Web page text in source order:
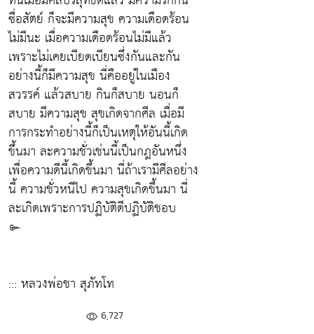
ซื่อสัตย์ ก็จะมีความสุข ความเดือดร้อน
ไม่มีนะ เมื่อความเดือดร้อนไม่มีแล้ว
เพราะไม่เคยเบียดเบียนซึ่งกันและกัน
อย่างนี้ก็มีความสุข นี่คืออยู่ในเมือง
สวรรค์ แล้วสบาย กินก็สบาย นอนก็
สบาย มีความสุข สุขเกิดจากศีล เมื่อมี
การกระทำอย่างนี้ก็เป็นเหตุให้อันนี้เกิด
ขึ้นมา ละความชั่วเช่นนี้เป็นกฎอันหนึ่ง
เพื่อความดีนี้เกิดขึ้นมา นี่ถ้าเรามีศีลอย่าง
นี้ ความชั่วหนีไป ความสุขเกิดขึ้นมา นี่
ละเกิดเพราะการปฏิบัติดีปฏิบัติชอบ
๛
::: หลวงพ่อชา สุภัทโท
6,727